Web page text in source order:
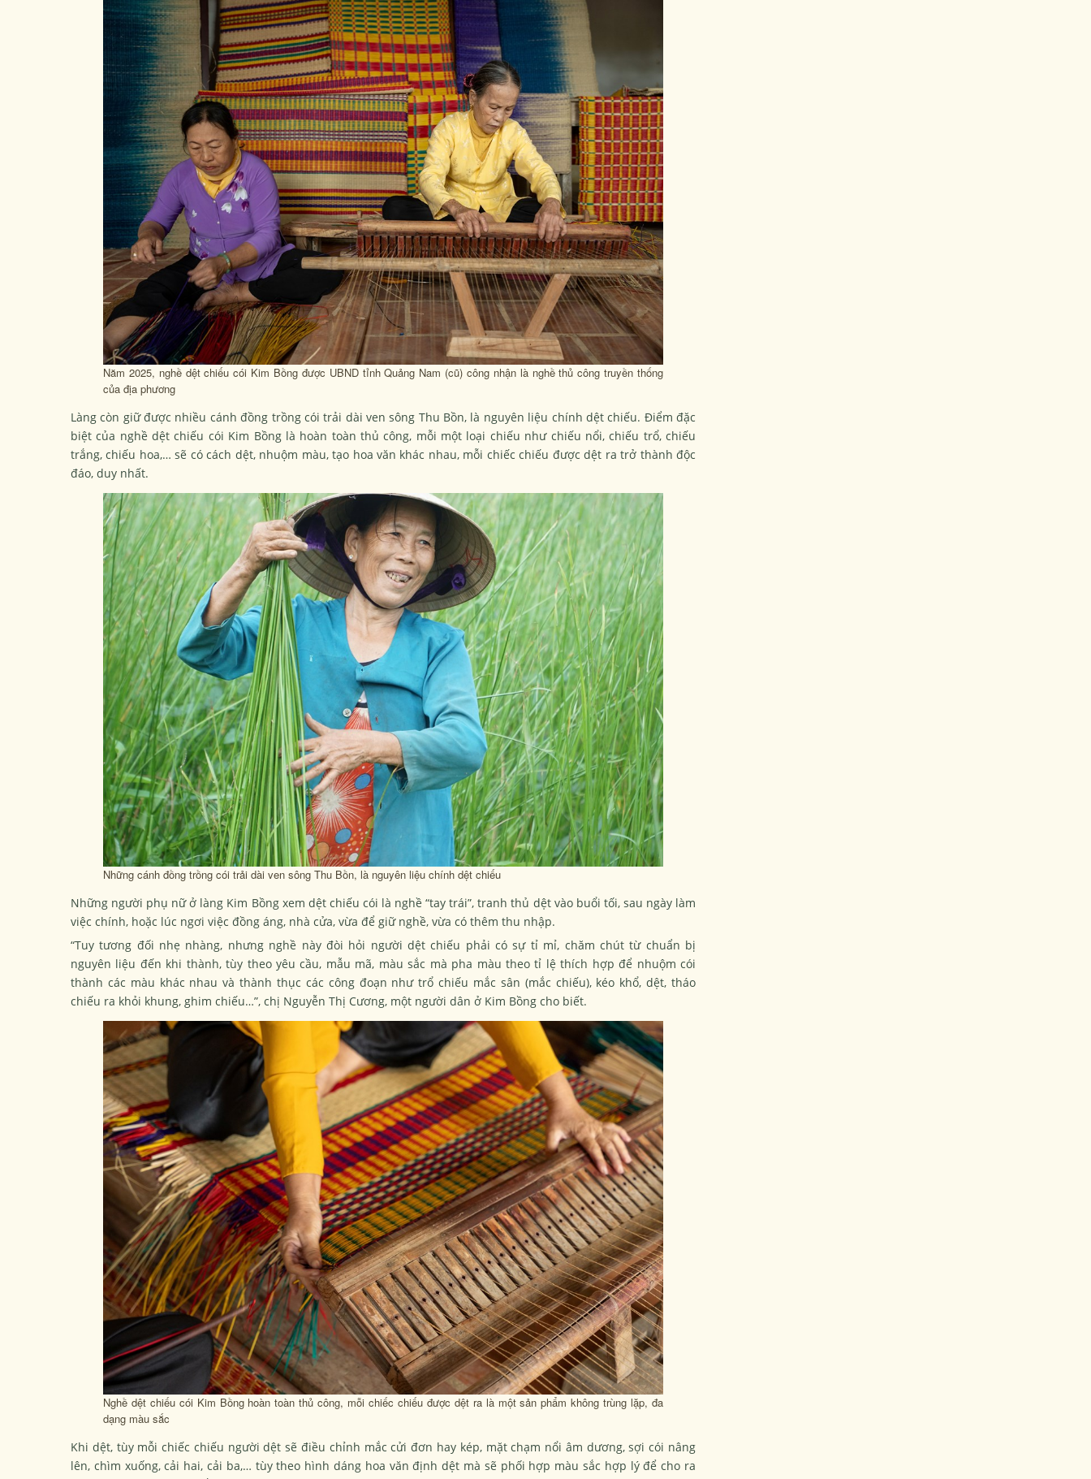
Năm 2025, nghề dệt chiếu cói Kim Bồng được UBND tỉnh Quảng Nam (cũ) công nhận là nghề thủ công truyền thống
của địa phương
Làng còn giữ được nhiều cánh đồng trồng cói trải dài ven sông Thu Bồn, là nguyên liệu chính dệt chiếu. Điểm đặc
biệt của nghề dệt chiếu cói Kim Bồng là hoàn toàn thủ công, mỗi một loại chiếu như chiếu nổi, chiếu trổ, chiếu
trắng, chiếu hoa,… sẽ có cách dệt, nhuộm màu, tạo hoa văn khác nhau, mỗi chiếc chiếu được dệt ra trở thành độc
đáo, duy nhất.
Những cánh đồng trồng cói trải dài ven sông Thu Bồn, là nguyên liệu chính dệt chiếu
Những người phụ nữ ở làng Kim Bồng xem dệt chiếu cói là nghề “tay trái”, tranh thủ dệt vào buổi tối, sau ngày làm
việc chính, hoặc lúc ngơi việc đồng áng, nhà cửa, vừa để giữ nghề, vừa có thêm thu nhập.
“Tuy tương đối nhẹ nhàng, nhưng nghề này đòi hỏi người dệt chiếu phải có sự tỉ mỉ, chăm chút từ chuẩn bị
nguyên liệu đến khi thành, tùy theo yêu cầu, mẫu mã, màu sắc mà pha màu theo tỉ lệ thích hợp để nhuộm cói
thành các màu khác nhau và thành thục các công đoạn như trổ chiếu mắc sân (mắc chiếu), kéo khổ, dệt, tháo
chiếu ra khỏi khung, ghim chiếu…”, chị Nguyễn Thị Cương, một người dân ở Kim Bồng cho biết.
Nghề dệt chiếu cói Kim Bồng hoàn toàn thủ công, mỗi chiếc chiếu được dệt ra là một sản phẩm không trùng lặp, đa
dạng màu sắc
Khi dệt, tùy mỗi chiếc chiếu người dệt sẽ điều chỉnh mắc cửi đơn hay kép, mặt chạm nổi âm dương, sợi cói nâng
lên, chìm xuống, cải hai, cải ba,… tùy theo hình dáng hoa văn định dệt mà sẽ phối hợp màu sắc hợp lý để cho ra